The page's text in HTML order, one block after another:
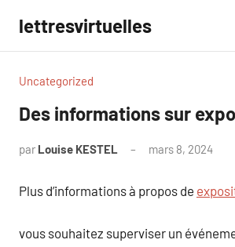
contenu
lettresvirtuelles
Uncategorized
Des informations sur
par Louise KESTEL mars 8, 2024
Plus d’informations à propos de
vous souhaitez superviser un